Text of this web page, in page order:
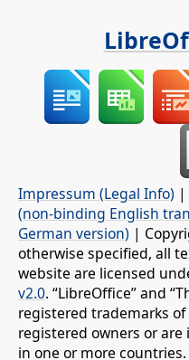
Impressum (Legal Info) |
(non-binding English
German version) |
otherwise specified, all
website are licensed
v2.0. “LibreOffice” and
registered trademarks
registered owners or
in one or more